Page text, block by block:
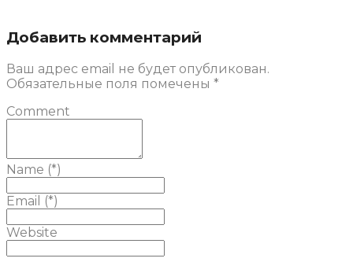
Добавить комментарий
Ваш адрес email не будет опубликован.
Обязательные поля помечены *
Comment
Name (*)
Email (*)
Website